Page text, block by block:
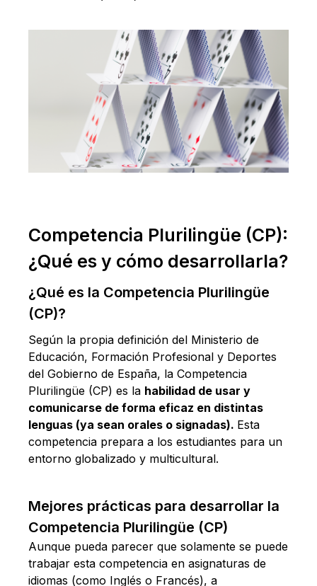
Competencia Plurilingüe (CP):
¿Qué es y cómo desarrollarla?
¿Qué es la Competencia Plurilingüe
(CP)?
Según la propia definición del Ministerio de
Educación, Formación Profesional y Deportes
del Gobierno de España, la Competencia
Plurilingüe (CP) es la habilidad de usar y
comunicarse de forma eficaz en distintas
lenguas (ya sean orales o signadas). Esta
competencia prepara a los estudiantes para un
entorno globalizado y multicultural.
Mejores prácticas para desarrollar la
Competencia Plurilingüe (CP)
Aunque pueda parecer que solamente se puede
trabajar esta competencia en asignaturas de
idiomas (como Inglés o Francés), a